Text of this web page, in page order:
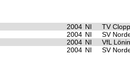
2004 NI
TV
2004 NI
SV
2004 NI
VfL
2004 NI SV